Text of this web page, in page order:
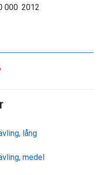
lång
medel
000 2012